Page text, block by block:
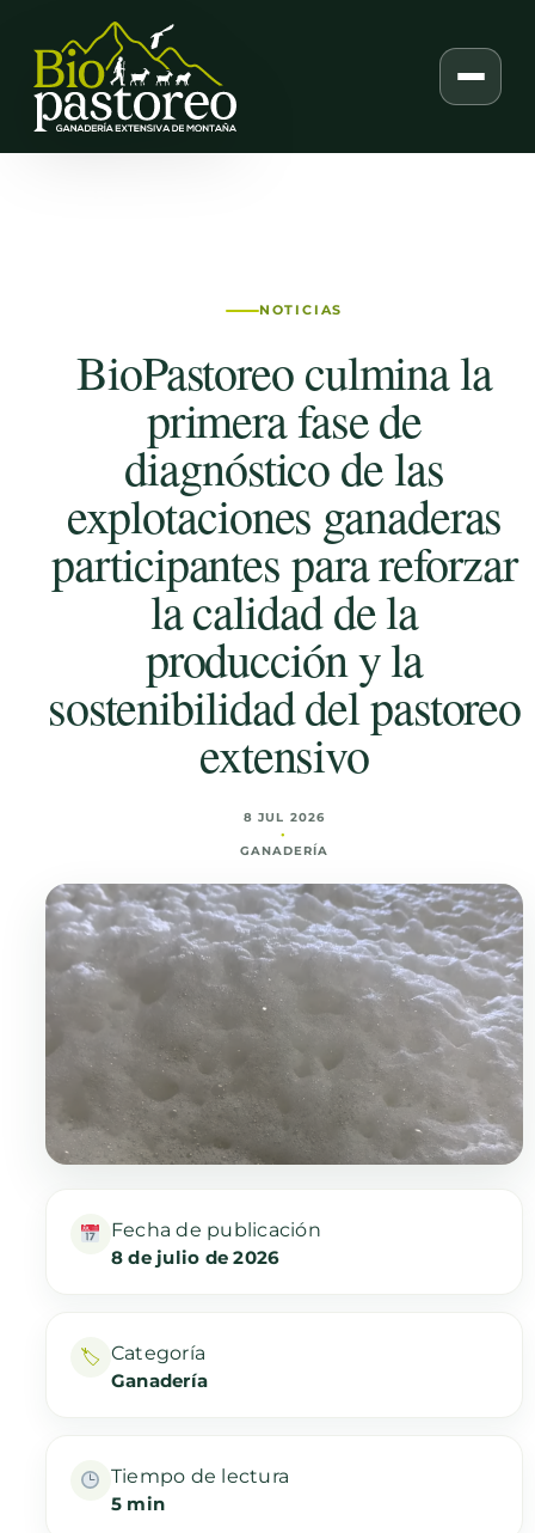
content
NOTICIAS
BioPastoreo culmina la
primera fase de
diagnóstico de las
explotaciones ganaderas
participantes para reforzar
la calidad de la
producción y la
sostenibilidad del pastoreo
extensivo
8 JUL 2026
•
GANADERÍA
Fecha de publicación
8 de julio de 2026
🏷 Categoría
Ganadería
Tiempo de lectura
5 min